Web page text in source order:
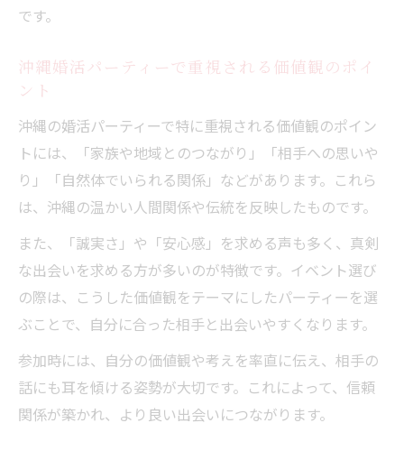
です。
沖縄婚活パーティーで重視される価値観のポイ
ント
沖縄の婚活パーティーで特に重視される価値観のポイン
トには、「家族や地域とのつながり」「相手への思いや
り」「自然体でいられる関係」などがあります。これら
は、沖縄の温かい人間関係や伝統を反映したものです。
また、「誠実さ」や「安心感」を求める声も多く、真剣
な出会いを求める方が多いのが特徴です。イベント選び
の際は、こうした価値観をテーマにしたパーティーを選
ぶことで、自分に合った相手と出会いやすくなります。
参加時には、自分の価値観や考えを率直に伝え、相手の
話にも耳を傾ける姿勢が大切です。これによって、信頼
関係が築かれ、より良い出会いにつながります。